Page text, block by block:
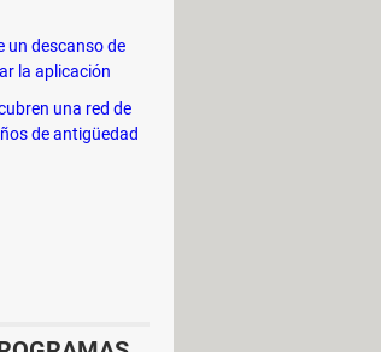
de Outlook,
un descanso de
la aplicación
una red de
de antigüedad